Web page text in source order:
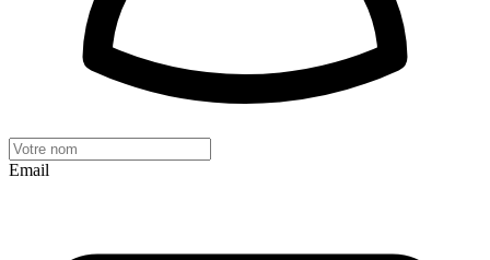
Email